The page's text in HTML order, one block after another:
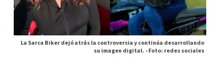
La Sarca Biker dejó atrás la controversia y continúa desarrollando
su imagen digital. -Foto: redes sociales